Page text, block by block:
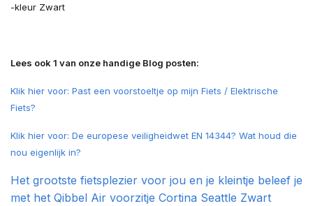
-kleur Zwart
Lees ook 1 van onze handige Blog posten:
Klik hier voor: Past een voorstoeltje op mijn Fiets / Elektrische
Fiets?
Klik hier voor: De europese veiligheidwet EN 14344? Wat houd die
nou eigenlijk in?
Het grootste fietsplezier voor jou en je kleintje beleef je
met het Qibbel Air voorzitje Cortina Seattle Zwart